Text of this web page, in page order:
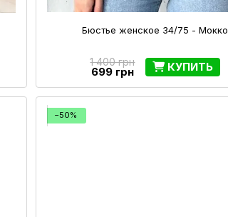
Бюстье женское 34/75 - Мокко
1 400 грн
699 грн КУПИТЬ
−50%